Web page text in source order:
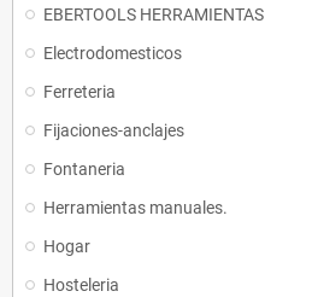
EBERTOOLS HERRAMIENTAS
Electrodomesticos
Ferreteria
Fijaciones-anclajes
Fontaneria
Herramientas manuales.
Hogar
Hosteleria